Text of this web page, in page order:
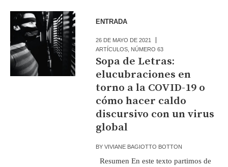
ENTRADA
26 DE MAYO DE 2021
ARTÍCULOS NÚMERO 63
Sopa de Letras:
elucubraciones en
torno a la COVID-19 o
cómo hacer caldo
discursivo con un virus
global
BYVIVIANE BAGIOTTO BOTTON
Resumen En este texto partimos de